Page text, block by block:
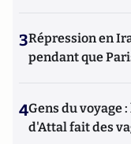
3Répression en
pendant que
4Gens du voyage
d'Attal fait des